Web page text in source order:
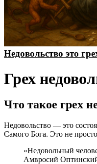
Недовольство это
Грех
Что такое грех
Недовольство — это
Самого Бога. Это не
«Недовольный
Амвросий